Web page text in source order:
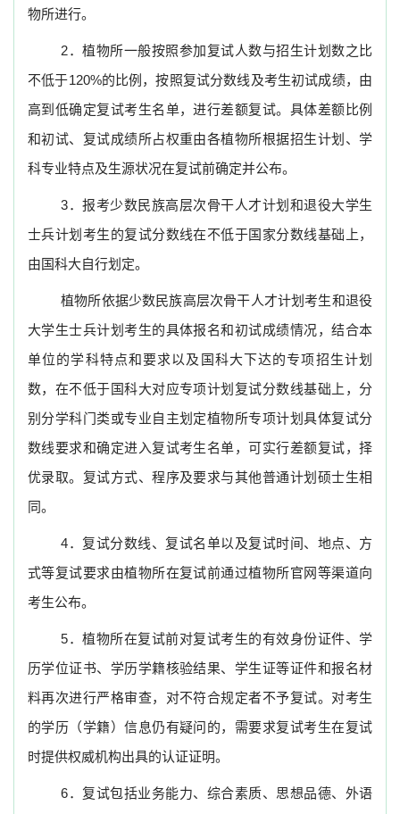
物所进行。
2．植物所一般按照参加复试人数与招生计划数之比
不低于120%的比例，按照复试分数线及考生初试成绩，由
高到低确定复试考生名单，进行差额复试。具体差额比例
和初试、复试成绩所占权重由各植物所根据招生计划、学
科专业特点及生源状况在复试前确定并公布。
3．报考少数民族高层次骨干人才计划和退役大学生
士兵计划考生的复试分数线在不低于国家分数线基础上，
由国科大自行划定。
植物所依据少数民族高层次骨干人才计划考生和退役
大学生士兵计划考生的具体报名和初试成绩情况，结合本
单位的学科特点和要求以及国科大下达的专项招生计划
数，在不低于国科大对应专项计划复试分数线基础上，分
别分学科门类或专业自主划定植物所专项计划具体复试分
数线要求和确定进入复试考生名单，可实行差额复试，择
优录取。复试方式、程序及要求与其他普通计划硕士生相
同。
4．复试分数线、复试名单以及复试时间、地点、方
式等复试要求由植物所在复试前通过植物所官网等渠道向
考生公布。
5．植物所在复试前对复试考生的有效身份证件、学
历学位证书、学历学籍核验结果、学生证等证件和报名材
料再次进行严格审查，对不符合规定者不予复试。对考生
的学历（学籍）信息仍有疑问的，需要求复试考生在复试
时提供权威机构出具的认证证明。
6．复试包括业务能力、综合素质、思想品德、外语